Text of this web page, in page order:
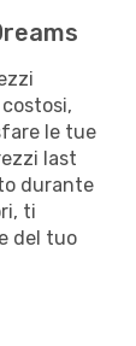
le tue
last
durante
ti
del tuo